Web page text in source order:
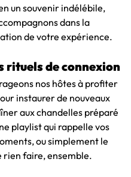
un souvenir indélébile,
dans la
de votre expérience.
rituels de connexion
nos hôtes à profiter
instaurer de nouveaux
aux chandelles préparé
playlist qui rappelle vos
ou simplement le
rien faire, ensemble.